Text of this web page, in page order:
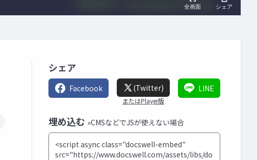
シェア
Facebook (Twitter)
またはPlayer版
LINE
埋め込む »CMSなどでJSが使えない場合